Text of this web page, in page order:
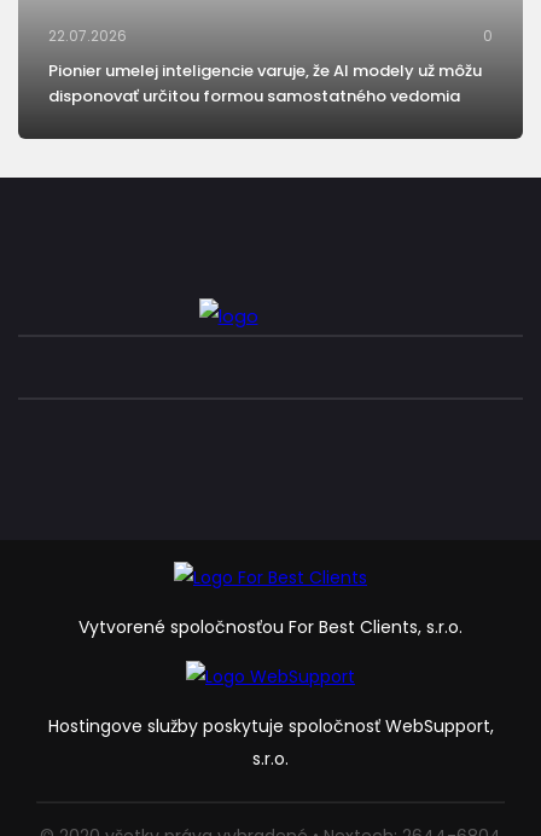
22.07.2026 0
Pionier umelej inteligencie varuje, že AI modely už môžu
disponovať určitou formou samostatného vedomia
Vytvorené spoločnosťou For Best Clients, s.r.o.
Hostingove služby poskytuje spoločnosť WebSupport,
s.r.o.